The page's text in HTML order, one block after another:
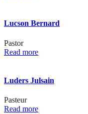
Lucson Bernard
Pastor
Read more
Luders Julsain
Pasteur
Read more